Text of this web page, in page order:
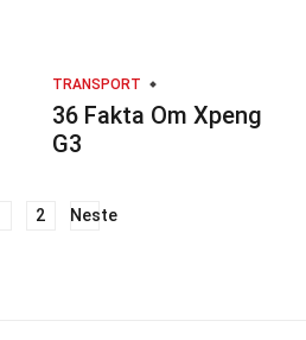
TRANSPORT
36 Fakta Om Xpeng
G3
2 Neste